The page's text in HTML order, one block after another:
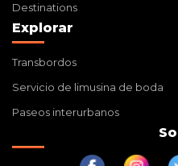
Destinations
Explorar
Transbordos
Servicio de limusina de boda
Paseos interurbanos